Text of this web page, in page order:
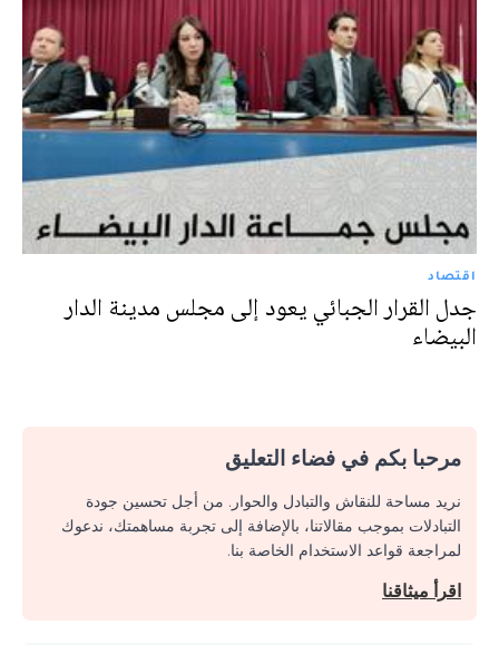
اقتصاد
جدل القرار الجبائي يعود إلى مجلس مدينة الدار
البيضاء
مرحبا بكم في فضاء التعليق
نريد مساحة للنقاش والتبادل والحوار. من أجل تحسين جودة
التبادلات بموجب مقالاتنا، بالإضافة إلى تجربة مساهمتك، ندعوك
لمراجعة قواعد الاستخدام الخاصة بنا.
اقرأ ميثاقنا